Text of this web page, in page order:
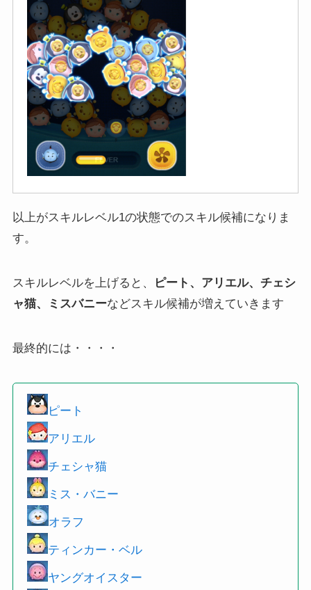
以上がスキルレベル1の状態でのスキル候補になりま
す。
スキルレベルを上げると、
ピート、アリエル、チェシ
ャ猫、ミスバニーなどスキル候補が増えていきます
最終的には・・・・
ピート
アリエル
チェシャ猫
ミス・バニー
オラフ
ティンカー・ベル
ヤングオイスター